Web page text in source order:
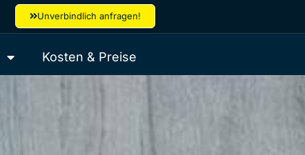
Unverbindlich anfragen!
Kosten & Preise